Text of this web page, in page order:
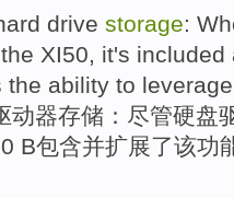
drive storage:
the XI50, it's included
the ability to
动器存储 ： 尽管硬盘
B包含并扩展了该功